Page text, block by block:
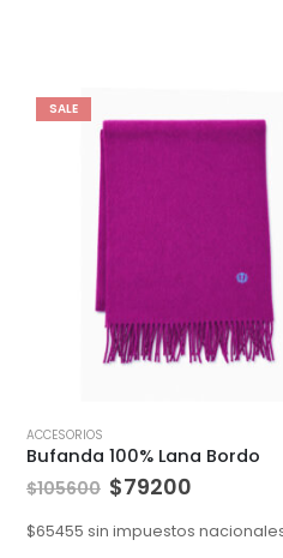
SALE
ACCESORIOS
Bufanda 100% Lana Bordo
$105600 $79200
$65455 sin impuestos